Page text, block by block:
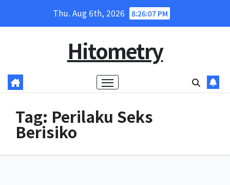
Thu. Aug 6th, 2026 8:26:07 PM
Hitometry
Tag: Perilaku Seks
Berisiko